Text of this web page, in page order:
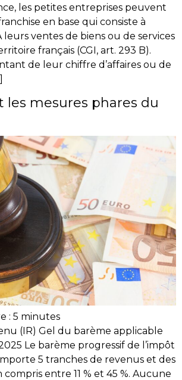
les petites entreprises peuvent
en base qui consiste à
leurs ventes de biens ou de services
français (CGI, art. 293 B).
de leur chiffre d’affaires ou de
les mesures phares du
: 5 minutes
(IR) Gel du barème applicable
Le barème progressif de l’impôt
5 tranches de revenus et des
compris entre 11 % et 45 %. Aucune